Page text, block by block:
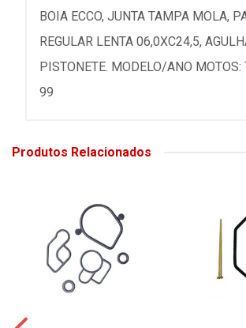
BOIA ECCO, JUNTA TAMPA MOLA,
REGULAR LENTA 06,0XC24,5,
PISTONETE. MODELO/ANO
99
Produtos Relacionados